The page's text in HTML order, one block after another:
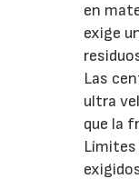
en
exige
Las
ultra
que la
Límites